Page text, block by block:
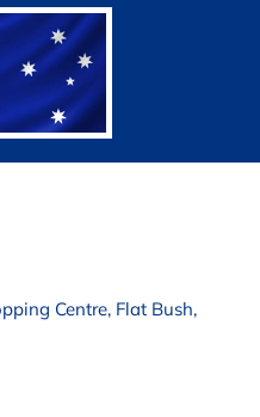
Centre, Flat Bush,